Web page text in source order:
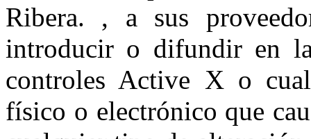
Ribera. , a sus
introducir o difundir en
controles Active X o
físico o electrónico que